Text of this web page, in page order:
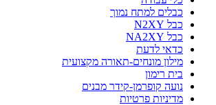
כבלים למתח נמוך
כבל N2XY
כבל NA2XY
כדאי לדעת
מילון מונחים-תאורה מקצועית
בית רימון
נועה קופרמן-קידר מבנים
מדיניות פרטיות